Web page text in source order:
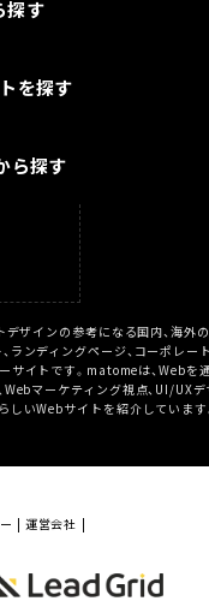
探す
を探す
ら探す
ザインの参考になる国内、海外
ランディングページ、コーポレー
サイトです。matomeは、Webを
マーケティング視点、UI/UXデ
しいWebサイトを紹介しています
運営会社